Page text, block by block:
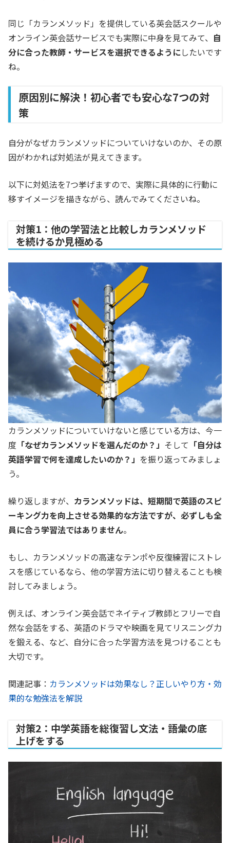
同じ「カランメソッド」を提供している英会話スクールや
オンライン英会話サービスでも実際に中身を見てみて、 自
分に合った教師・サービスを選択できるようにしたいです
ね。
原因別に解決！初心者でも安心な7つの対
策
自分がなぜカランメソッドについていけないのか、その原
因がわかれば対処法が見えてきます。
以下に対処法を7つ挙げますので、実際に具体的に行動に
移すイメージを描きながら、読んでみてくださいね。
対策1：他の学習法と比較しカランメソッド
を続けるか見極める
カランメソッドについていけないと感じている方は、今一
度 「なぜカランメソッドを選んだのか？」 そして 「自分は
英語学習で何を達成したいのか？」 を振り返ってみましょ
う。
繰り返しますが、 カランメソッドは、短期間で英語のスピ
ーキング力を向上させる効果的な方法ですが、必ずしも全
員に合う学習法ではありません。
もし、カランメソッドの高速なテンポや反復練習にストレ
スを感じているなら、他の学習方法に切り替えることも検
討してみましょう。
例えば、オンライン英会話でネイティブ教師とフリーで自
然な会話をする、英語のドラマや映画を見てリスニング力
を鍛える、など、自分に合った学習方法を見つけることも
大切です。
関連記事： カランメソッドは効果なし？正しいやり方・効
果的な勉強法を解説
対策2：中学英語を総復習し文法・語彙の底
上げをする